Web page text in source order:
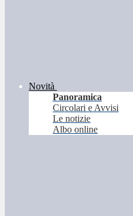
Novità
Panoramica
Circolari e Avvisi
Le notizie
Albo online